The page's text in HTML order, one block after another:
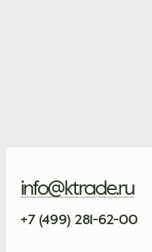
info@ktrade.ru
+7 (499) 281-62-00